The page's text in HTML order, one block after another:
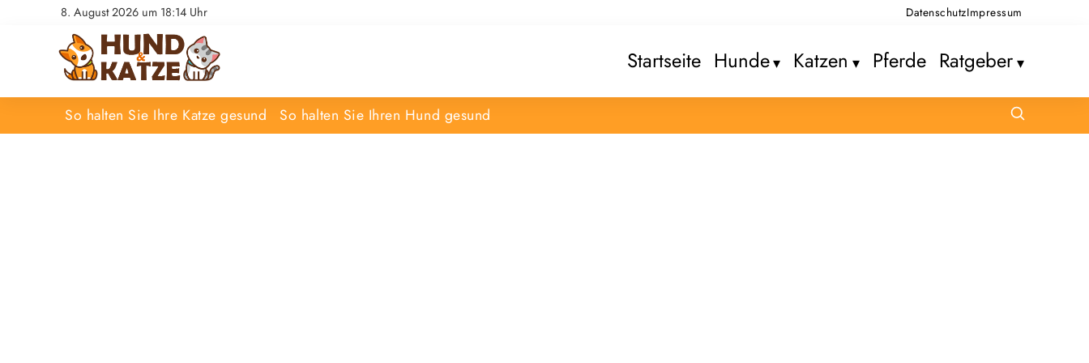
8. August 2026 um 18:14 Uhr DatenschutzImpressum
Startseite Hunde Katzen Pferde Ratgeber
So halten Sie Ihre Katze gesund So halten Sie Ihren Hund gesund